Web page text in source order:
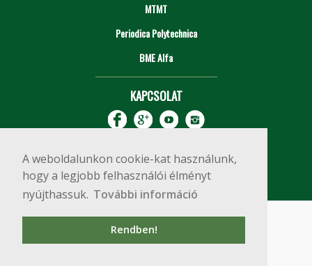
A weboldalunkon cookie-kat használunk,
hogy a legjobb felhasználói élményt
nyújthassuk. További információ
Rendben!
MTMT
Periodica Polytechnica
BME Alfa
KAPCSOLAT
Copyright © 2020 BME Építőmérnöki Kar
1111 Budapest, Műegyetem rkp. 3.